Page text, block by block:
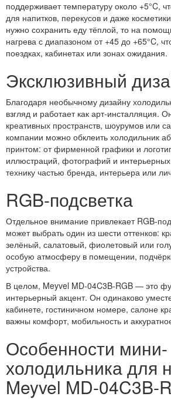
поддерживает температуру около +5°C,
для напитков, перекусов и даже
нужно сохранить еду тёплой, то на
нагрева с диапазоном от +45 до +65°C,
поездках, кабинетах или зонах ожидания.
Эксклюзивный
Благодаря необычному дизайну
взгляд и работает как арт-инсталляция.
креативных пространств, шоурумов или
компании можно обклеить холодильник
принтом: от фирменной графики и
иллюстраций, фотографий и
технику частью бренда, интерьера или
RGB-подсветка
Отдельное внимание привлекает RGB-
может выбрать один из шести оттенков:
зелёный, салатовый, фиолетовый или
особую атмосферу в помещении,
устройства.
В целом, Meyvel MD-04C3B-RGB — это
интерьерный акцент. Он одинаково
кабинете, гостиничном номере, салоне
важны комфорт, мобильность и
Особенности мини-
холодильника для
Meyvel MD-04C3B-